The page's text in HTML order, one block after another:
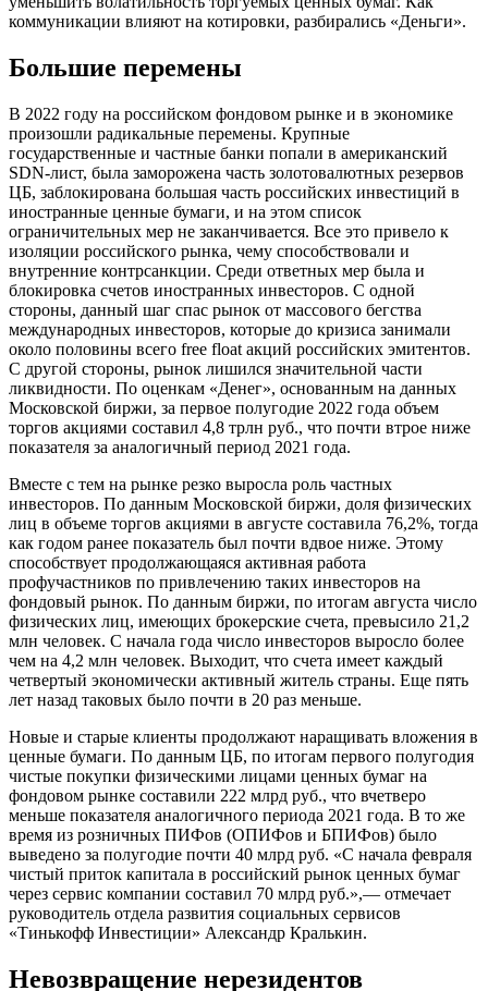
коммуникации влияют на котировки, разбирались «Деньги».
Большие перемены
В 2022 году на российском фондовом рынке и в экономике
произошли радикальные перемены. Крупные
государственные и частные банки попали в американский
SDN-лист, была заморожена часть золотовалютных резервов
ЦБ, заблокирована большая часть российских инвестиций в
иностранные ценные бумаги, и на этом список
ограничительных мер не заканчивается. Все это привело к
изоляции российского рынка, чему способствовали и
внутренние контрсанкции. Среди ответных мер была и
блокировка счетов иностранных инвесторов. С одной
стороны, данный шаг спас рынок от массового бегства
международных инвесторов, которые до кризиса занимали
около половины всего free float акций российских эмитентов.
C другой стороны, рынок лишился значительной части
ликвидности. По оценкам «Денег», основанным на данных
Московской биржи, за первое полугодие 2022 года объем
торгов акциями составил 4,8 трлн руб., что почти втрое ниже
показателя за аналогичный период 2021 года.
Вместе с тем на рынке резко выросла роль частных
инвесторов. По данным Московской биржи, доля физических
лиц в объеме торгов акциями в августе составила 76,2%, тогда
как годом ранее показатель был почти вдвое ниже. Этому
способствует продолжающаяся активная работа
профучастников по привлечению таких инвесторов на
фондовый рынок. По данным биржи, по итогам августа число
физических лиц, имеющих брокерские счета, превысило 21,2
млн человек. С начала года число инвесторов выросло более
чем на 4,2 млн человек. Выходит, что счета имеет каждый
четвертый экономически активный житель страны. Еще пять
лет назад таковых было почти в 20 раз меньше.
Новые и старые клиенты продолжают наращивать вложения в
ценные бумаги. По данным ЦБ, по итогам первого полугодия
чистые покупки физическими лицами ценных бумаг на
фондовом рынке составили 222 млрд руб., что вчетверо
меньше показателя аналогичного периода 2021 года. В то же
время из розничных ПИФов (ОПИФов и БПИФов) было
выведено за полугодие почти 40 млрд руб. «С начала февраля
чистый приток капитала в российский рынок ценных бумаг
через сервис компании составил 70 млрд руб.»,— отмечает
руководитель отдела развития социальных сервисов
«Тинькофф Инвестиции» Александр Кралькин.
Невозвращение нерезидентов